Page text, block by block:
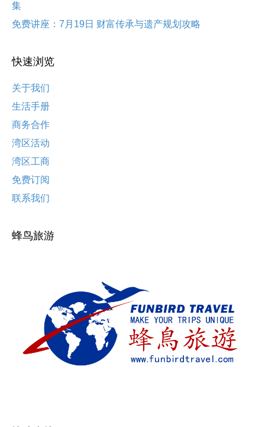
集
免费讲座：7月19日 财富传承与遗产规划攻略
快速浏览
关于我们
生活手册
商务合作
湾区活动
湾区工商
免费订阅
联系我们
蜂鸟旅游